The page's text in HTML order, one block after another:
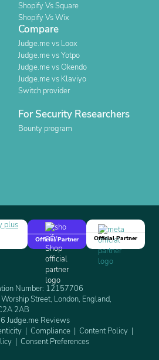
Shopify Vs Square
Shopify Vs Wix
Compare
Judge.me vs Loox
Judge.me vs Yotpo
Judge.me vs Okendo
Judge.me vs Klaviyo
Switch provider
For Security Researchers
Bounty program
Official Partner
Official Partner
Number: 12157706
Street, London, England,
2AB
Judge.me Reviews
Compliance
Content Policy
Consent Preferences